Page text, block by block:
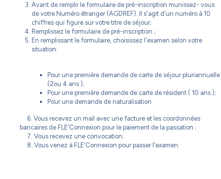
Avant de remplir le formulaire de pré-inscription munissez- vous
de votre Numéro étranger (AGDREF). Il s'agit d'un numéro à 10
chiffres qui figure sur votre titre de séjour;
Remplissez le formulaire de pré-inscription ;
En remplissant le formulaire, choisissez l'examen selon votre
situation:
Pour une première demande de carte de séjour pluriannuelle
(2ou 4 ans );
Pour une première demande de carte de résident ( 10 ans );
Pour une demande de naturalisation.
6. Vous recevez un mail avec une facture et les coordonnées
bancaires de FLE'Connexion pour le paiement de la passation ;
7. Vous recevez une convocation;
8. Vous venez à FLE'Connexion pour passer l'examen.